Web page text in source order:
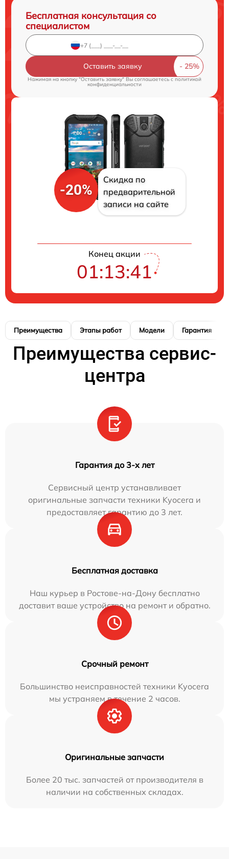
Бесплатная консультация со
специалистом
Оставить заявку
Нажимая на кнопку "Оставить заявку" Вы соглашаетесь cполитикой
конфиденциальности
-20%
Скидка по
предварительной
записи на сайте
Конец акции
01:13:40
Преимущества Этапы работ Модели Гарантия
Преимущества сервис-
центра
Гарантия до 3-х лет
Сервисный центр устанавливает
оригинальные запчасти техники Kyocera и
предоставляет гарантию до 3 лет.
Бесплатная доставка
Наш курьер в Ростове-на-Дону бесплатно
доставит ваше устройство на ремонт и обратно.
Срочный ремонт
Большинство неисправностей техники Kyocera
мы устраняем в течение 2 часов.
Оригинальные запчасти
Более 20 тыс. запчастей от производителя в
наличии на собственных складах.